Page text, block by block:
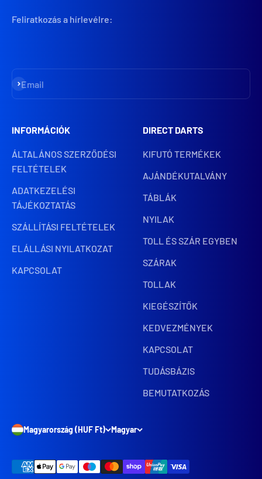
Feliratkozás a hírlevélre:
Email
Iratkozz fel
INFORMÁCIÓK
ÁLTALÁNOS SZERZŐDÉSI
FELTÉTELEK
ADATKEZELÉSI
TÁJÉKOZTATÁS
SZÁLLÍTÁSI FELTÉTELEK
ELÁLLÁSI NYILATKOZAT
KAPCSOLAT
DIRECT DARTS
KIFUTÓ TERMÉKEK
AJÁNDÉKUTALVÁNY
TÁBLÁK
NYILAK
TOLL ÉS SZÁR EGYBEN
SZÁRAK
TOLLAK
KIEGÉSZÍTŐK
KEDVEZMÉNYEK
KAPCSOLAT
TUDÁSBÁZIS
BEMUTATKOZÁS
Magyarország (HUF Ft) Magyar